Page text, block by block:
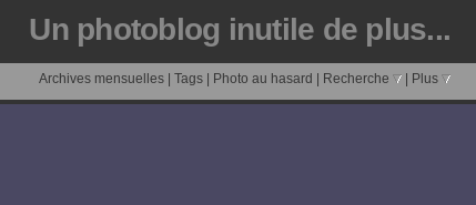
Un photoblog inutile de plus...
Archives mensuelles Tags Photo au hasard Recherche Plus